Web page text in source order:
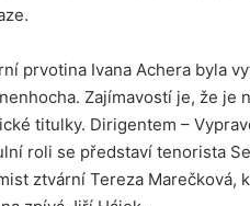
prvotina Ivana Achera byla
Zajímavostí je, že je
titulky. Dirigentem –
roli se představí tenorista
ztvární Tereza Marečková,